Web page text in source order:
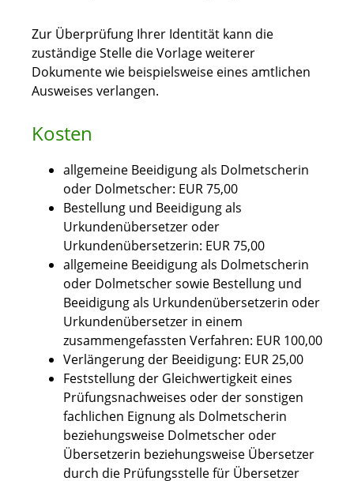
Zur Überprüfung Ihrer Identität kann die
zuständige Stelle die Vorlage weiterer
Dokumente wie beispielsweise eines amtlichen
Ausweises verlangen.
Kosten
allgemeine Beeidigung als Dolmetscherin
oder Dolmetscher: EUR 75,00
Bestellung und Beeidigung als
Urkundenübersetzer oder
Urkundenübersetzerin: EUR 75,00
allgemeine Beeidigung als Dolmetscherin
oder Dolmetscher sowie Bestellung und
Beeidigung als Urkundenübersetzerin oder
Urkundenübersetzer in einem
zusammengefassten Verfahren: EUR 100,00
Verlängerung der Beeidigung: EUR 25,00
Feststellung der Gleichwertigkeit eines
Prüfungsnachweises oder der sonstigen
fachlichen Eignung als Dolmetscherin
beziehungsweise Dolmetscher oder
Übersetzerin beziehungsweise Übersetzer
durch die Prüfungsstelle für Übersetzer